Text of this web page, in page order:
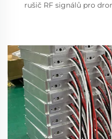
rušič RF signálů pro